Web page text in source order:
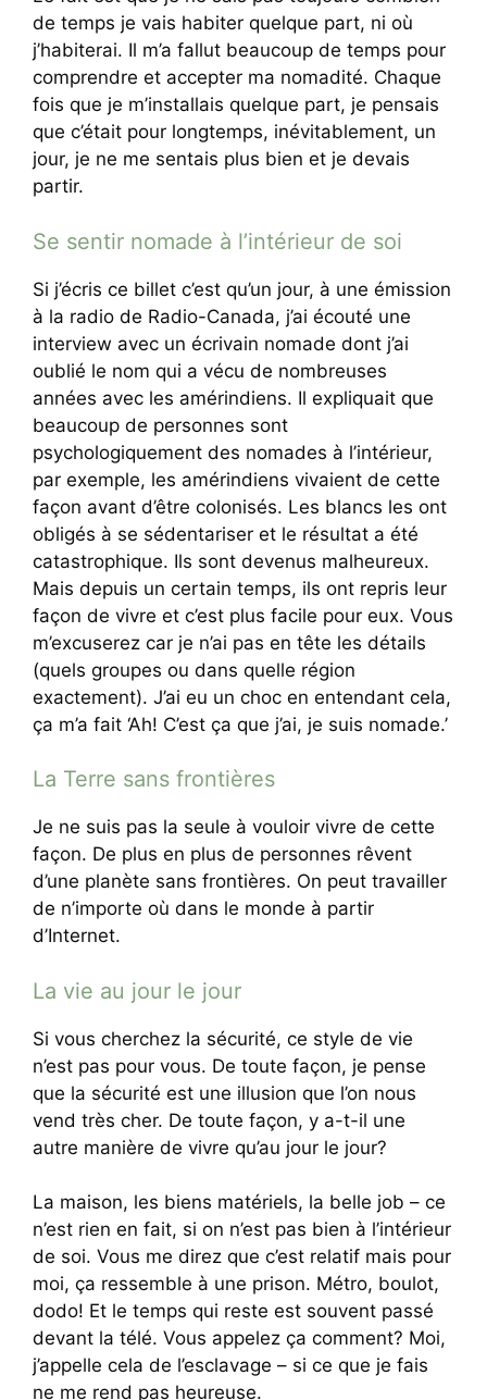
de temps je vais habiter quelque part, ni où
j’habiterai. Il m’a fallut beaucoup de temps pour
comprendre et accepter ma nomadité. Chaque
fois que je m’installais quelque part, je pensais
que c’était pour longtemps, inévitablement, un
jour, je ne me sentais plus bien et je devais
partir.
Se sentir nomade à l’intérieur de soi
Si j’écris ce billet c’est qu’un jour, à une émission
à la radio de Radio-Canada, j’ai écouté une
interview avec un écrivain nomade dont j’ai
oublié le nom qui a vécu de nombreuses
années avec les amérindiens. Il expliquait que
beaucoup de personnes sont
psychologiquement des nomades à l’intérieur,
par exemple, les amérindiens vivaient de cette
façon avant d’être colonisés. Les blancs les ont
obligés à se sédentariser et le résultat a été
catastrophique. Ils sont devenus malheureux.
Mais depuis un certain temps, ils ont repris leur
façon de vivre et c’est plus facile pour eux. Vous
m’excuserez car je n’ai pas en tête les détails
(quels groupes ou dans quelle région
exactement). J’ai eu un choc en entendant cela,
ça m’a fait ‘Ah! C’est ça que j’ai, je suis nomade.’
La Terre sans frontières
Je ne suis pas la seule à vouloir vivre de cette
façon. De plus en plus de personnes rêvent
d’une planète sans frontières. On peut travailler
de n’importe où dans le monde à partir
d’Internet.
La vie au jour le jour
Si vous cherchez la sécurité, ce style de vie
n’est pas pour vous. De toute façon, je pense
que la sécurité est une illusion que l’on nous
vend très cher. De toute façon, y a-t-il une
autre manière de vivre qu’au jour le jour?
La maison, les biens matériels, la belle job – ce
n’est rien en fait, si on n’est pas bien à l’intérieur
de soi. Vous me direz que c’est relatif mais pour
moi, ça ressemble à une prison. Métro, boulot,
dodo! Et le temps qui reste est souvent passé
devant la télé. Vous appelez ça comment? Moi,
j’appelle cela de l’esclavage – si ce que je fais
ne me rend pas heureuse.